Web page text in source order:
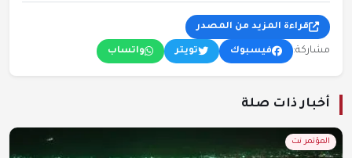
قراءة المزيد من المصدر
مشاركة: فيسبوك تويتر واتساب
أخبار ذات صلة
المؤتمر نت